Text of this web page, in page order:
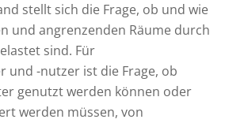
stellt sich die Frage, ob und wie
und angrenzenden Räume durch
sind. Für
und -nutzer ist die Frage, ob
genutzt werden können oder
werden müssen, von